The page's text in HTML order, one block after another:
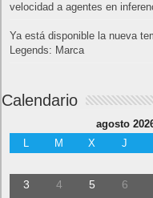
velocidad a agentes en
Ya está disponible la nueva
Legends: Marca
Calendario
agosto
L
M X J
3
4 5 6